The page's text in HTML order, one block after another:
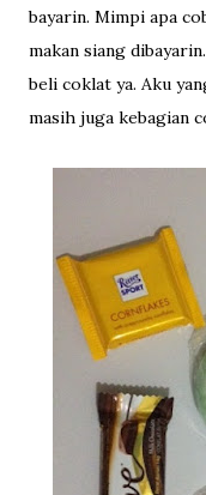
bayarin. Mimpi apa
makan siang
beli coklat ya. Aku
masih juga kebagian